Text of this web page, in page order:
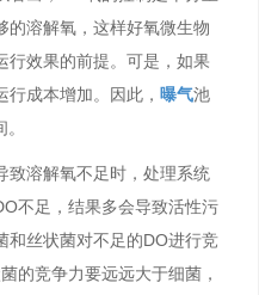
的溶解氧，这样好氧微生物
行效果的前提。可是，如果
行成本增加。因此，曝气池
致溶解氧不足时，处理系统
不足，结果多会导致活性污
和丝状菌对不足的DO进行竞
的竞争力要远远大于细菌，